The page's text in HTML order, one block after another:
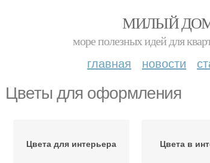
МИЛЫЙ
море полезных идей для
главная новости
Цветы для оформления
Цвета для интерьера Цвета в